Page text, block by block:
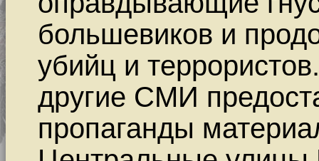
большевиков и
убийц и
другие СМИ
пропаганды